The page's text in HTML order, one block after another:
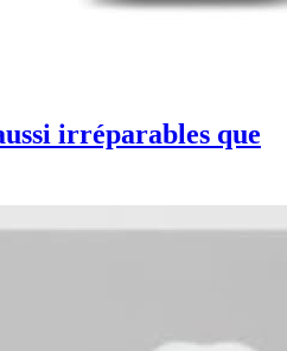
irréparables que